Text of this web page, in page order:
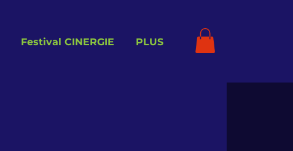
Festival CINERGIE PLUS